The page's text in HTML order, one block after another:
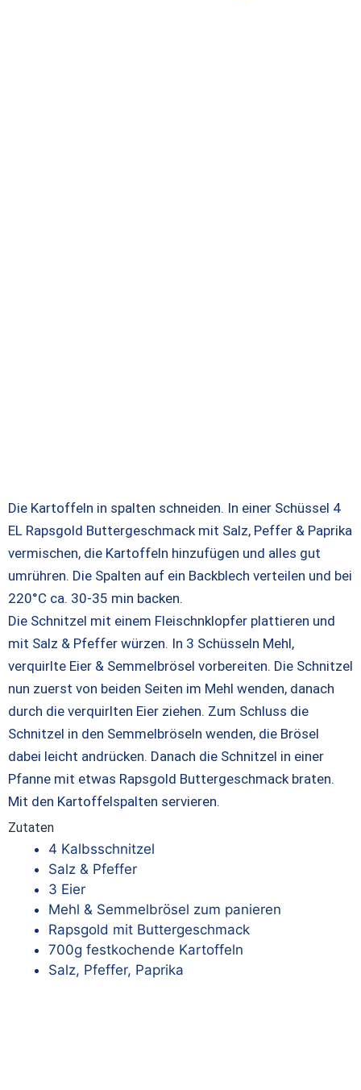
Die Kartoffeln in spalten schneiden. In einer Schüssel 4
EL Rapsgold Buttergeschmack mit Salz, Peffer & Paprika
vermischen, die Kartoffeln hinzufügen und alles gut
umrühren. Die Spalten auf ein Backblech verteilen und bei
220°C ca. 30-35 min backen.
Die Schnitzel mit einem Fleischnklopfer plattieren und
mit Salz & Pfeffer würzen. In 3 Schüsseln Mehl,
verquirlte Eier & Semmelbrösel vorbereiten. Die Schnitzel
nun zuerst von beiden Seiten im Mehl wenden, danach
durch die verquirlten Eier ziehen. Zum Schluss die
Schnitzel in den Semmelbröseln wenden, die Brösel
dabei leicht andrücken. Danach die Schnitzel in einer
Pfanne mit etwas Rapsgold Buttergeschmack braten.
Mit den Kartoffelspalten servieren.
Zutaten
4 Kalbsschnitzel
Salz & Pfeffer
3 Eier
Mehl & Semmelbrösel zum panieren
Rapsgold mit Buttergeschmack
700g festkochende Kartoffeln
Salz, Pfeffer, Paprika